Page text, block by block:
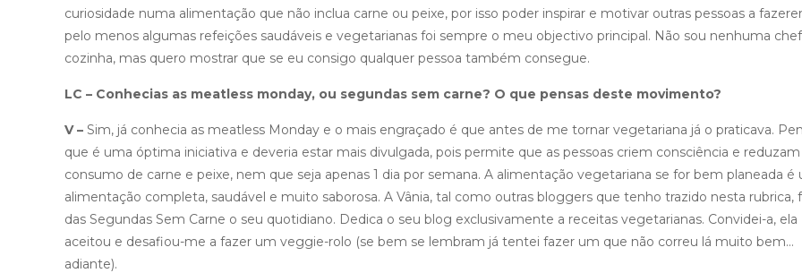
curiosidade numa alimentação que não inclua carne ou peixe, por isso poder inspirar e motivar outras pessoas a
pelo menos algumas refeições saudáveis e vegetarianas foi sempre o meu objectivo principal. Não sou nenhuma
cozinha, mas quero mostrar que se eu consigo qualquer pessoa também consegue.
LC – Conhecias as meatless monday, ou segundas sem carne? O que pensas deste movimento?
V – Sim, já conhecia as meatless Monday e o mais engraçado é que antes de me tornar vegetariana já o praticava.
que é uma óptima iniciativa e deveria estar mais divulgada, pois permite que as pessoas criem consciência e
consumo de carne e peixe, nem que seja apenas 1 dia por semana. A alimentação vegetariana se for bem planeada é
alimentação completa, saudável e muito saborosa. A Vânia, tal como outras bloggers que tenho trazido nesta rubrica,
das Segundas Sem Carne o seu quotidiano. Dedica o seu blog exclusivamente a receitas vegetarianas. Convidei-a, ela
aceitou e desafiou-me a fazer um veggie-rolo (se bem se lembram já tentei fazer um que não correu lá muito bem…
adiante).